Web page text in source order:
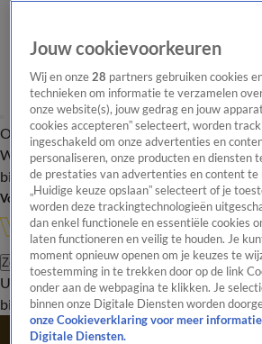
Overzicht Onze programma's Uitzendingen
WandelgangenInterviewsUitzending
bijwonenPodcastShopVeelgestelde
Volg Vandaag Inside
Zoeken
UitzendingenVandaag InsideDe
bijwonen
Nederlandse politiek
Jouw cookievoorkeuren
Wij en onze28 partners gebruiken cookies
technieken om informatie te verzamelen
onze website(s), jouw gedrag en jouw
cookies accepteren” selecteert, worden
ingeschakeld om onze advertenties en
personaliseren, onze producten en diensten
de prestaties van advertenties en content te
„Huidige keuze opslaan” selecteert of je
worden deze trackingtechnologieën
dan enkel functionele en essentiële cookies
laten functioneren en veilig te houden. Je
moment opnieuw openen om je keuzes te
toestemming in te trekken door op de link
onder aan de webpagina te klikken. Je
binnen onze Digitale Diensten worden
onze Cookieverklaring voor meer
Digitale Diensten.